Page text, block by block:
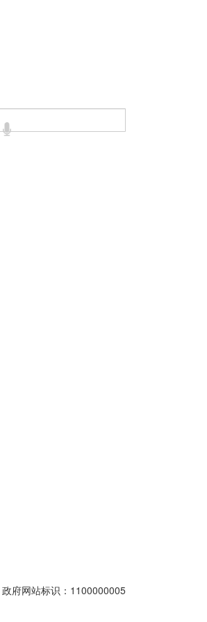
政府网站标识：1100000005